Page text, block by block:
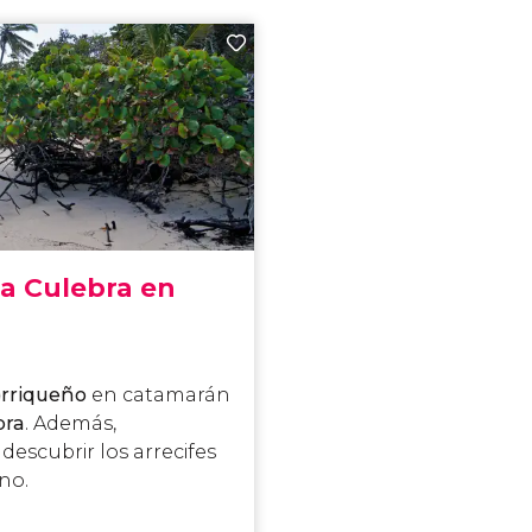
Culebra en
en catamarán
. Además,
descubrir los arrecifes